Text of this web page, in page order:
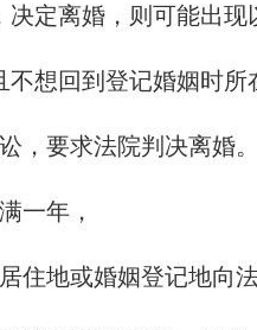
定离婚，则可能出现
想回到登记婚姻时
，要求法院判决离婚。
一年，
住地或婚姻登记地向